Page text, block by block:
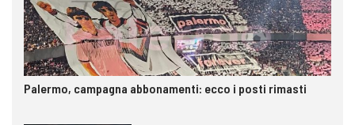
Palermo, campagna abbonamenti: ecco i posti rimasti